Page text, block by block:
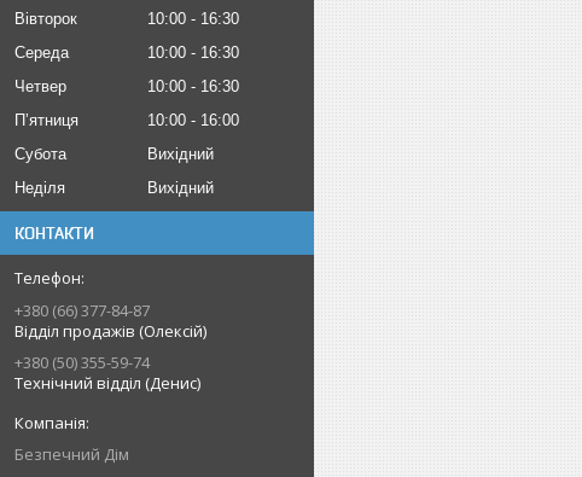
Вівторок
10:00
16:30
Середа
10:00
16:30
Четвер
10:00
16:30
Пʼятниця
10:00
16:00
Субота
Вихідний
Неділя
Вихідний
КОНТАКТИ
+380 (66) 377-84-87
Відділ продажів (Олексій)
+380 (50) 355-59-74
Технічний відділ (Денис)
Безпечний Дім